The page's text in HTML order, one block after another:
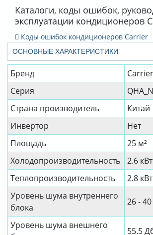
ОСНОВНЫЕ ХАРАКТЕРИСТИКИ
Бренд
Carrier
Серия
QHA_N
Страна производитель
Китай
Инвертор
Нет
Площадь
25 м²
Холодопроизводительность
2.6 кВт
Теплопроизводительность
2.8 кВт
Уровень шума внутреннего
блока
26 -
Уровень шума внешнего
55.5
Каталоги, коды ошибок,
эксплуатации кондиционеров
Коды ошибок кондиционеров Carrier